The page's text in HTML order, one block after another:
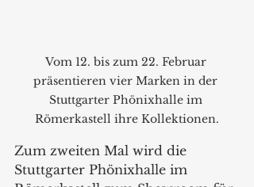
Vom 12. bis zum 22. Februar
präsentieren vier Marken in der
Stuttgarter Phönixhalle im
Römerkastell ihre Kollektionen.
Zum zweiten Mal wird die
Stuttgarter Phönixhalle im